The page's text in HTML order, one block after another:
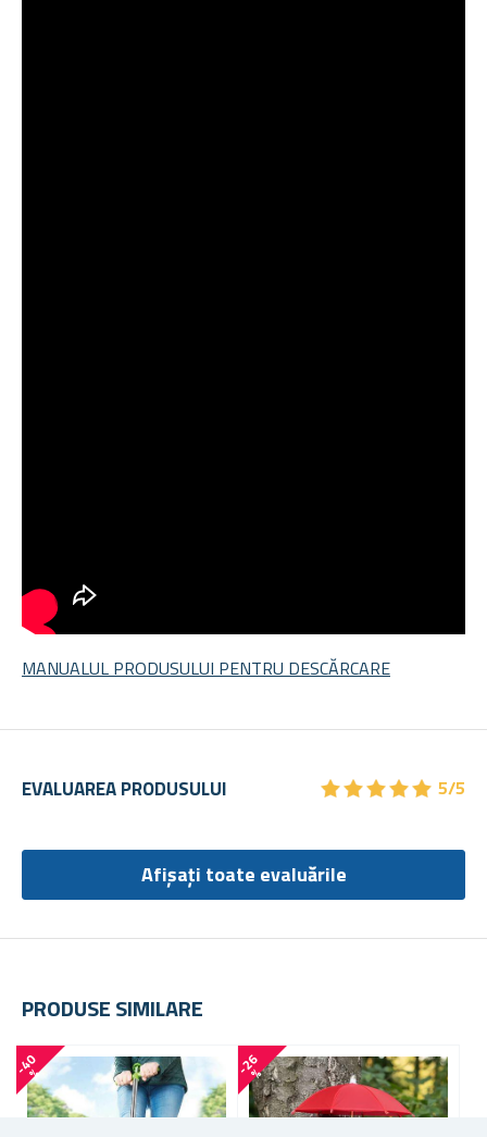
MANUALUL PRODUSULUI PENTRU DESCĂRCARE
PRODUSE SIMILARE
-
4
0
% -
2
6
%
EVALUAREA PRODUSULUI ★★★★★
★★★★★ 5/5
Afișați toate evaluările